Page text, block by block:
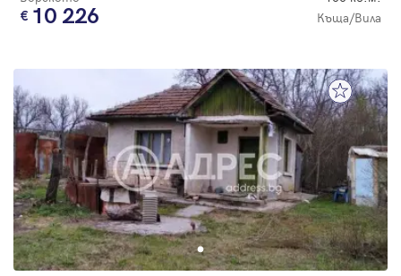
10 226 Къща/Вила